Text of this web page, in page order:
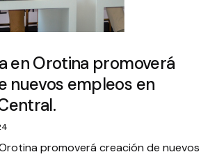
en Orotina promoverá
nuevos empleos en
promoverá creación de nuevos